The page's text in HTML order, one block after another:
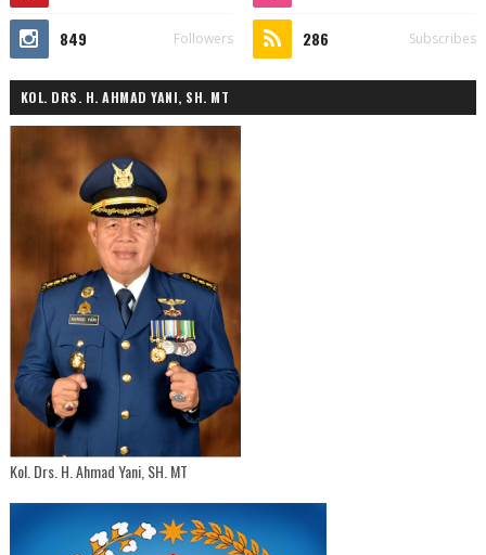
849 Followers 286 Subscribes
KOL. DRS. H. AHMAD YANI, SH. MT
Kol. Drs. H. Ahmad Yani, SH. MT